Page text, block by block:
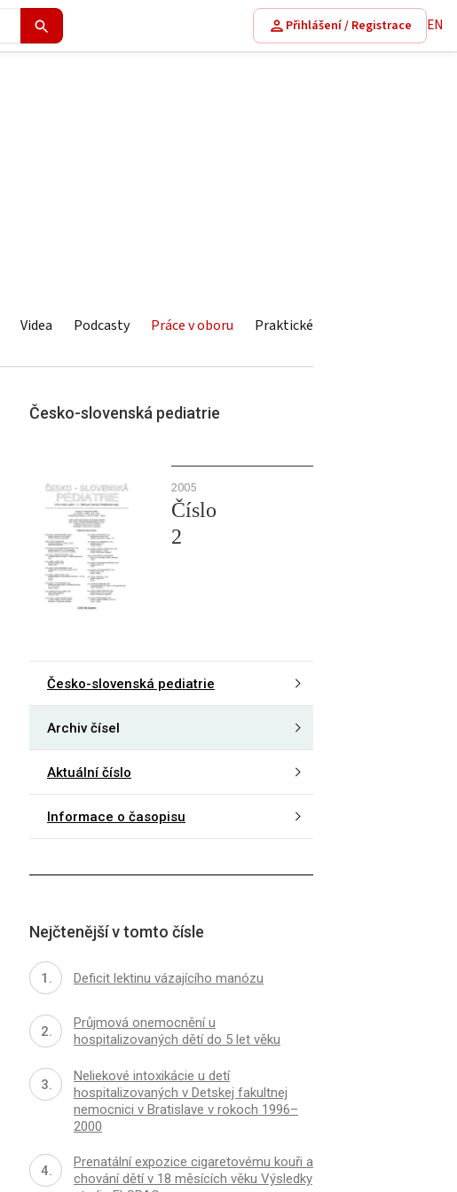
Přihlášení / Registrace EN
Videa Podcasty Práce v oboru Praktické
Česko-slovenská pediatrie
2005
Číslo
2
Česko-slovenská pediatrie
Archiv čísel
Aktuální číslo
Informace o časopisu
Nejčtenější v tomto čísle
Deficit lektinu vázajícího manózu
Průjmová onemocnění u
hospitalizovaných dětí do 5 let věku
Neliekové intoxikácie u detí
hospitalizovaných v Detskej fakultnej
nemocnici v Bratislave v rokoch 1996–
2000
Prenatální expozice cigaretovému kouři a
chování dětí v 18 měsících věku Výsledky